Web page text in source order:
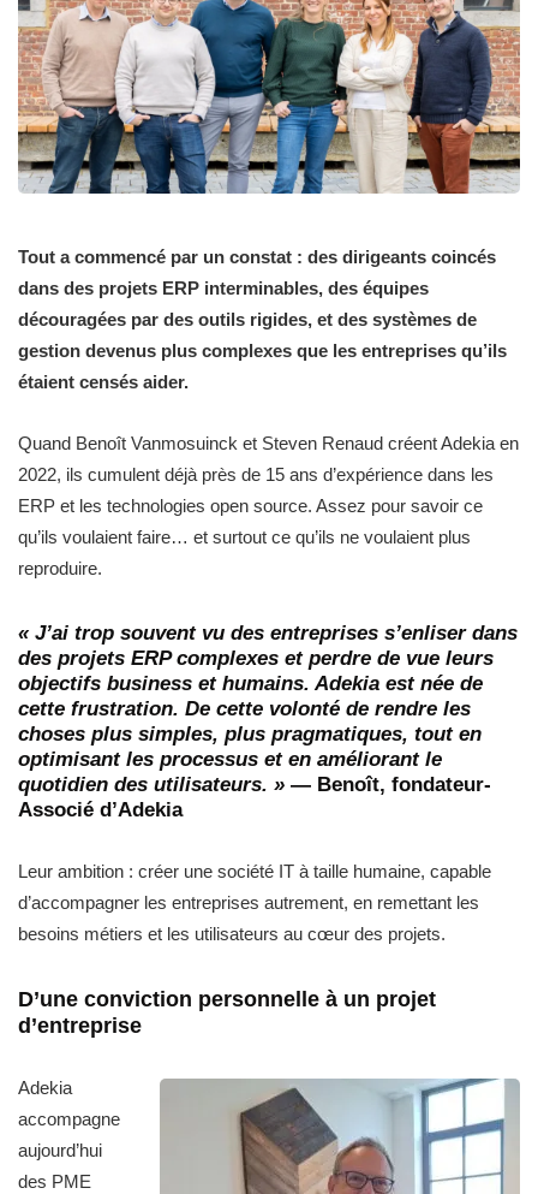
Tout a commencé par un constat : des dirigeants coincés
dans des projets ERP interminables, des équipes
découragées par des outils rigides, et des systèmes de
gestion devenus plus complexes que les entreprises qu’ils
étaient censés aider.
Quand Benoît Vanmosuinck et Steven Renaud créent Adekia en
2022, ils cumulent déjà près de 15 ans d’expérience dans les
ERP et les technologies open source. Assez pour savoir ce
qu’ils voulaient faire… et surtout ce qu’ils ne voulaient plus
reproduire.
« J’ai trop souvent vu des entreprises s’enliser dans
des projets ERP complexes et perdre de vue leurs
objectifs business et humains. Adekia est née de
cette frustration. De cette volonté de rendre les
choses plus simples, plus pragmatiques, tout en
optimisant les processus et en améliorant le
quotidien des utilisateurs. » — Benoît, fondateur-
Associé d’Adekia
Leur ambition : créer une société IT à taille humaine, capable
d’accompagner les entreprises autrement, en remettant les
besoins métiers et les utilisateurs au cœur des projets.
D’une conviction personnelle à un projet
d’entreprise
Adekia
accompagne
aujourd’hui
des PME